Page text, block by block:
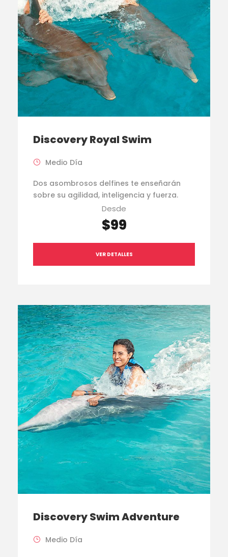
Discovery Royal Swim
Medio Día
Dos asombrosos delfines te enseñarán
sobre su agilidad, inteligencia y fuerza.
Desde
$99
VER DETALLES
Discovery Swim Adventure
Medio Día